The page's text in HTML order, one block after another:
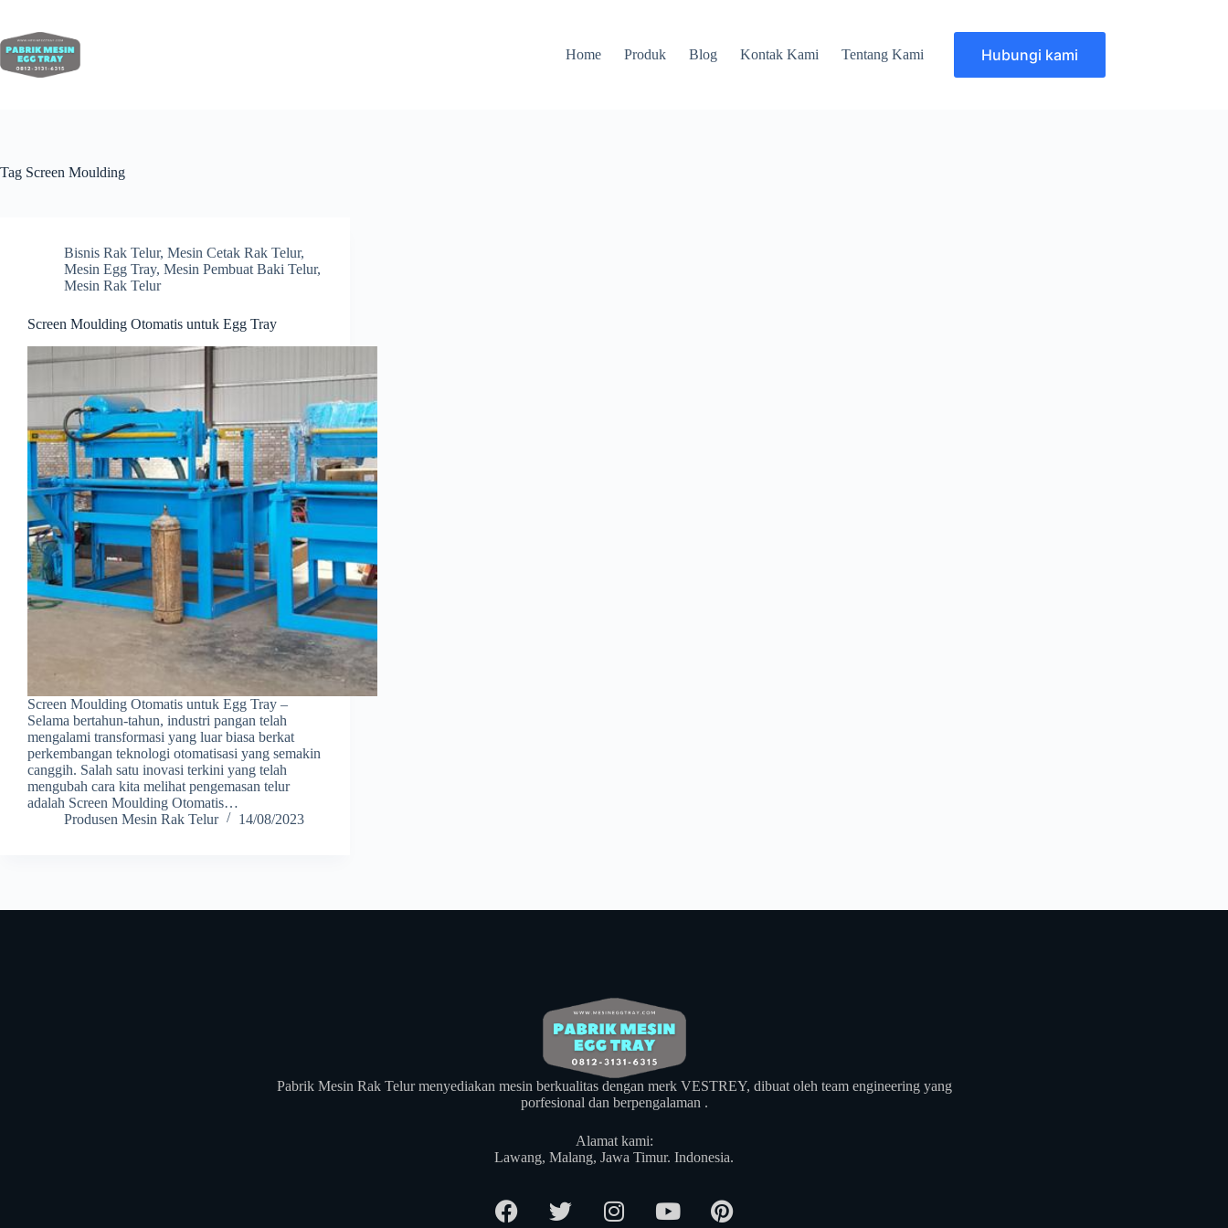
Home Produk Blog Kontak Kami Tentang Kami Hubungi kami
Tag Screen Moulding
Bisnis Rak Telur, Mesin Cetak Rak Telur,
Mesin Egg Tray, Mesin Pembuat Baki Telur,
Mesin Rak Telur
Screen Moulding Otomatis untuk Egg Tray
Screen Moulding Otomatis untuk Egg Tray –
Selama bertahun-tahun, industri pangan telah
mengalami transformasi yang luar biasa berkat
perkembangan teknologi otomatisasi yang semakin
canggih. Salah satu inovasi terkini yang telah
mengubah cara kita melihat pengemasan telur
adalah Screen Moulding Otomatis…
Produsen Mesin Rak Telur
14/08/2023
Pabrik Mesin Rak Telur menyediakan mesin berkualitas dengan merk VESTREY, dibuat oleh team engineering yang
porfesional dan berpengalaman .
Alamat kami:
​Lawang, Malang, Jawa Timur. Indonesia.